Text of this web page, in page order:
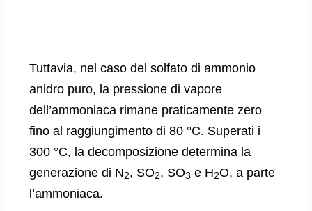
Tuttavia, nel caso del solfato di ammonio
anidro puro, la pressione di vapore
dell’ammoniaca rimane praticamente zero
fino al raggiungimento di 80 °C. Superati i
300 °C, la decomposizione determina la
generazione di N2, SO2, SO3 e H2O, a parte
l’ammoniaca.